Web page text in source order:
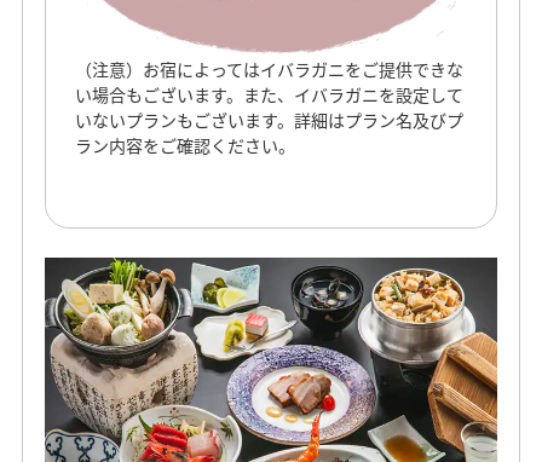
（注意）お宿によってはイバラガニをご提供できな
い場合もございます。また、イバラガニを設定して
いないプランもございます。詳細はプラン名及びプ
ラン内容をご確認ください。